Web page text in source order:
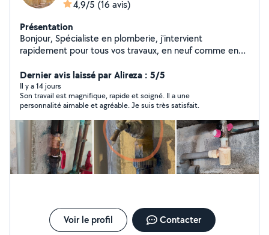
4,9/5 (16 avis)
Présentation
Bonjour, Spécialiste en plomberie, j'intervient
rapidement pour tous vos travaux, en neuf comme en
expertise au service des particuliers et des
professionnels. Les services proposés: Dépannage
plomberie (fuite d'eau, canalisation bouchée)
Installation sanitaire (lavabo, douche, WC, chauffe-eau)
Rénovation de salle de bain Entretien et remplacement
de chauffe-eau Détection et réparation de fuites
Installation de systèmes de chauffage. Je suis
disponible aussi pour monter des meubles ou des
travaux de jardinage A bientôt.
Dernier avis laissé par Alireza : 5/5
Il y a 14 jours
Son travail est magnifique, rapide et soigné. Il a une
personnalité aimable et agréable. Je suis très satisfait.
Voir le profil Contacter